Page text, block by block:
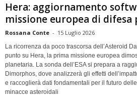
Hera: aggiornamento
missione europea di difesa
Rossana Conte - 15 Luglio 2026
La ricorrenza da poco trascorsa dell’Asteroid
punto su Hera, la prima missione europea
planetaria. La sonda dell’ESA si prepara a
Dimorphos, dove analizzerà gli effetti
e raccoglierà dati fondamentali per il futuro
minacce asteroidali